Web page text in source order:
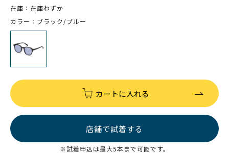
在庫：在庫わずか
カラー：ブラック/ブルー
カートに入れる
店舗で試着する
※試着申込は最大5本まで可能です。